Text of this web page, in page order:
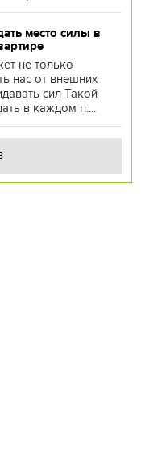
место силы в
не только
нас от внешних
сил Такой
в каждом п....